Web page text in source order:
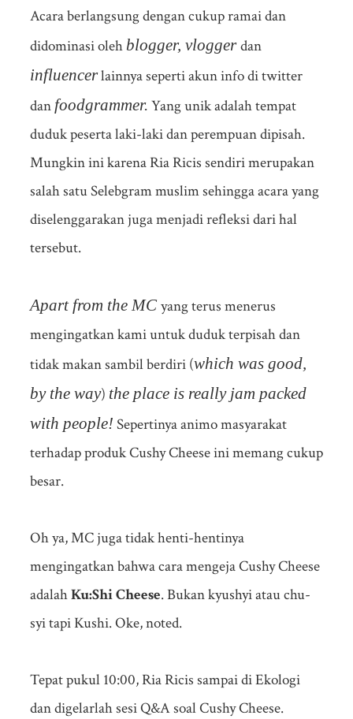
Acara berlangsung dengan cukup ramai dan
didominasi oleh blogger, vloggerdan
influencerlainnya seperti akun info di twitter
dan foodgrammer. Yang unik adalah tempat
duduk peserta laki-laki dan perempuan dipisah.
Mungkin ini karena Ria Ricis sendiri merupakan
salah satu Selebgram muslim sehingga acara yang
diselenggarakan juga menjadi refleksi dari hal
tersebut.
Apart from the MC yang terus menerus
mengingatkan kami untuk duduk terpisah dan
tidak makan sambil berdiri (which was good,
by the way) the place is really jam packed
with people! Sepertinya animo masyarakat
terhadap produk Cushy Cheese ini memang cukup
besar.
Oh ya, MC juga tidak henti-hentinya
mengingatkan bahwa cara mengeja Cushy Cheese
adalahKu:Shi Cheese. Bukan kyushyi atau chu-
syi tapi Kushi. Oke, noted.
Tepat pukul 10:00, Ria Ricis sampai di Ekologi
dan digelarlah sesi Q&A soal Cushy Cheese.